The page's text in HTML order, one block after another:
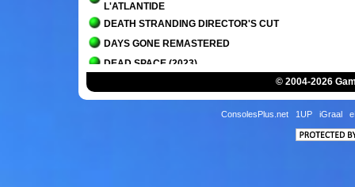
L'ATLANTIDE
DEATH STRANDING DIRECTOR'S CUT
DAYS GONE REMASTERED
DEAD SPACE (2023)
PLANET OF LANA
© 2004-2026
ConsolesPlus.net 1UP iGraal